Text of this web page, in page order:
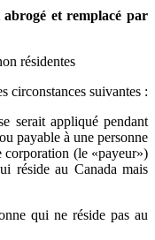
et remplacé par
résidentes
circonstances suivantes :
serait appliqué pendant
payable à une personne
corporation (le «payeur»)
réside au Canada mais
qui ne réside pas au